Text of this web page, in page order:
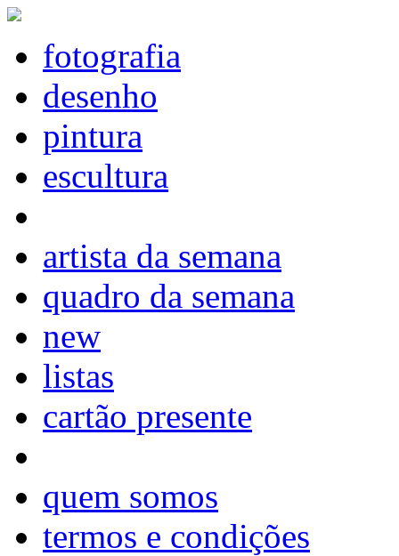
fotografia
desenho
pintura
escultura
artista da semana
quadro da semana
new
listas
cartão presente
quem somos
termos e condições